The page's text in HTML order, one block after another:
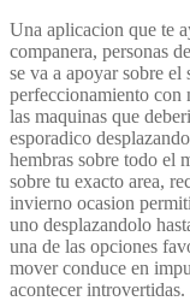
Una aplicacion que te
companera, personas
se va a apoyar sobre
perfeccionamiento con
las maquinas que
esporadico
hembras sobre todo el
sobre tu exacto area,
invierno ocasion
uno desplazandolo
una de las opciones
mover conduce en
acontecer introvertidas.